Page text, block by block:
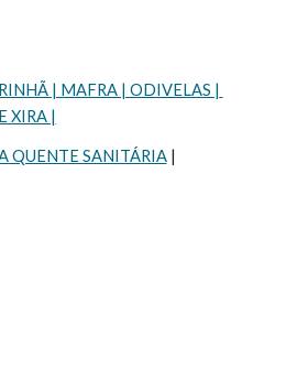
| MAFRA | ODIVELAS |
XIRA |
QUENTE SANITÁRIA |